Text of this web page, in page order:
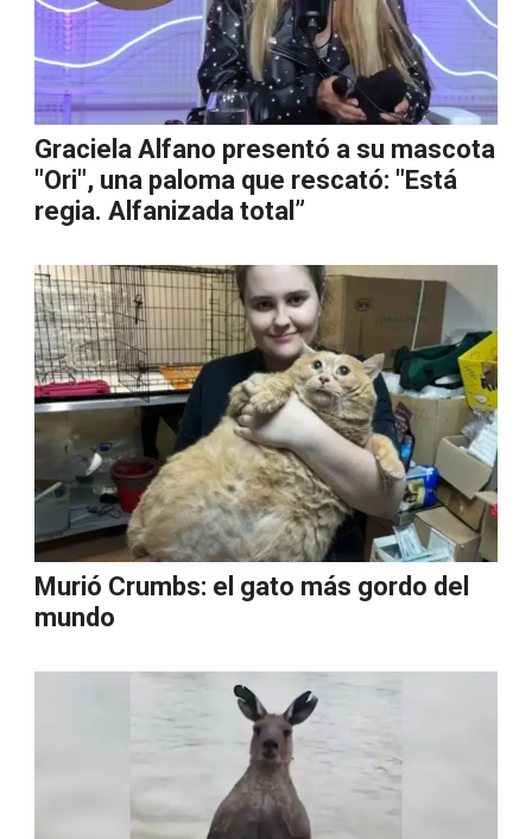
Graciela Alfano presentó a su mascota
"Ori", una paloma que rescató: "Está
regia. Alfanizada total”
Murió Crumbs: el gato más gordo del
mundo